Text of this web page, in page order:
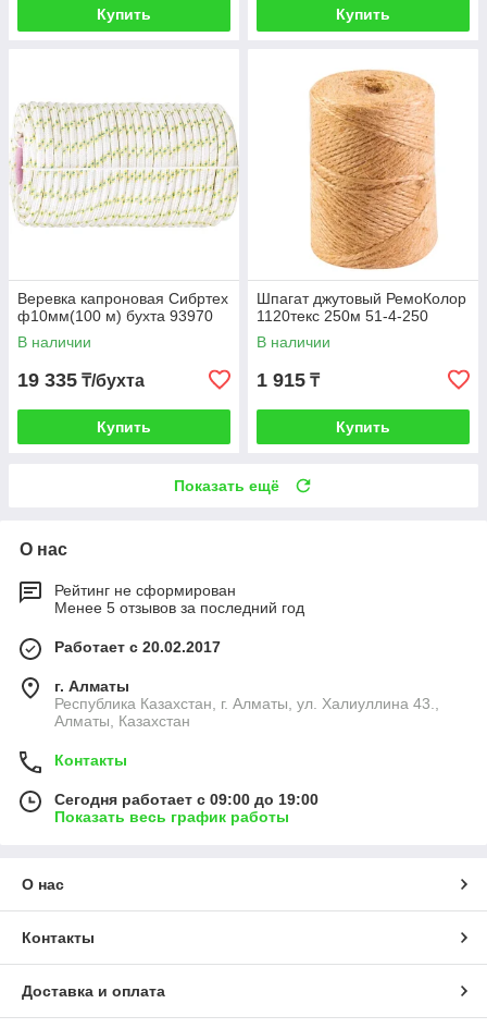
Купить Купить
Веревка капроновая Сибртех
ф10мм(100 м) бухта 93970
В наличии
19 335 ₸/бухта
Купить
Шпагат джутовый РемоКолор
1120текс 250м 51-4-250
В наличии
1 915 ₸
Купить
Показать ещё
О нас
Рейтинг не сформирован
Менее 5 отзывов за последний год
Работает с 20.02.2017
г. Алматы
Республика Казахстан, г. Алматы, ул. Халиуллина 43.,
Алматы, Казахстан
Контакты
Сегодня работает с 09:00 до 19:00
Показать весь график работы
О нас
Контакты
Доставка и оплата